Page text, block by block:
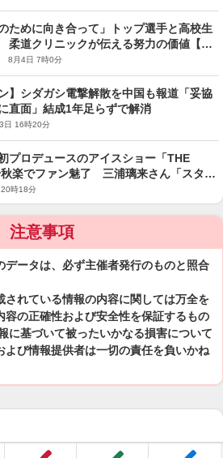
ために向き合って」トップ選手と高校生
道クリニックが伝える努力の価値【金
8月4日 7時0分
】シダガシ電撃解散を中国も報道「妥協
直面」結成1年足らずで解消
日 16時20分
プロデュースのアイスショー「THE
秋楽でファン魅了 三浦璃来さん「スタン
ションしてくれる方がいて、心からうれ
時18分
注意事項
データは、必ず主催者発行のものと照合
されている情報の内容に関しては万全を
容の正確性および安全性を保証するもの
に基づいて被ったいかなる損害について
よび情報提供者は一切の責任を負いかね